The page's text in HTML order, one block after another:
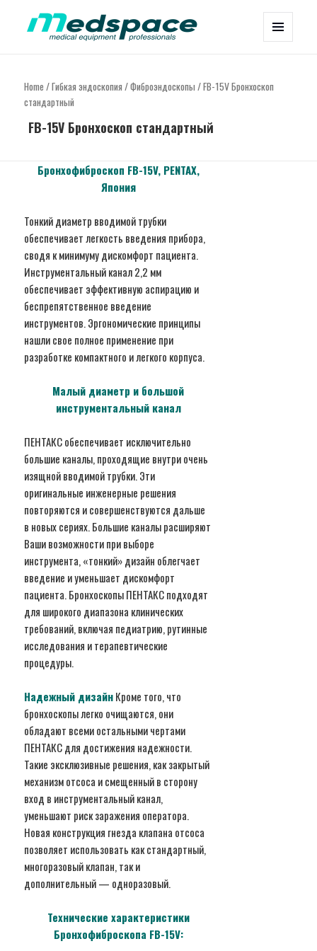
Home /Гибкая эндоскопия /Фиброэндоскопы / FB-15V Бронхоскоп
стандартный
FB-15V Бронхоскоп стандартный
Бронхофиброскоп FB-15V, PENTAX,
Япония
Тонкий диаметр вводимой трубки
обеспечивает легкость введения прибора,
сводя к минимуму дискомфорт пациента.
Инструментальный канал 2,2 мм
обеспечивает эффективную аспирацию и
беспрепятственное введение
инструментов. Эргономические принципы
нашли свое полное применение при
разработке компактного и легкого корпуса.
Малый диаметр и большой
инструментальный канал
ПЕНТАКС обеспечивает исключительно
большие каналы, проходящие внутри очень
изящной вводимой трубки. Эти
оригинальные инженерные решения
повторяются и совершенствуются дальше
в новых сериях. Большие каналы расширяют
Ваши возможности при выборе
инструмента, «тонкий» дизайн облегчает
введение и уменьшает дискомфорт
пациента. Бронхоскопы ПЕНТАКС подходят
для широкого диапазона клинических
требований, включая педиатрию, рутинные
исследования и терапевтические
процедуры.
Надежный дизайнКроме того, что
бронхоскопы легко очищаются, они
обладают всеми остальными чертами
ПЕНТАКС для достижения надежности.
Такие эксклюзивные решения, как закрытый
механизм отсоса и смещенный в сторону
вход в инструментальный канал,
уменьшают риск заражения оператора.
Новая конструкция гнезда клапана отсоса
позволяет использовать как стандартный,
многоразовый клапан, так и
дополнительный — одноразовый.
Технические характеристики
Бронхофиброскопа FB-15V: